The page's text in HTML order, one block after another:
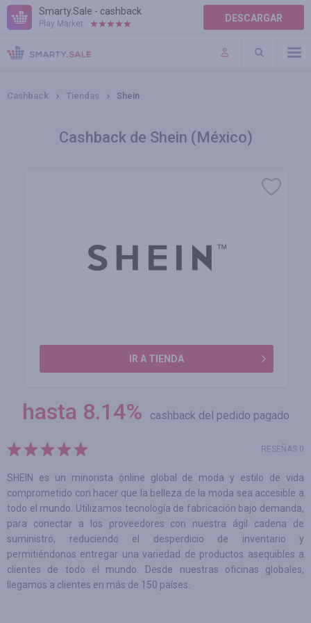
Smarty.Sale - cashback
Play Market: DESCARGAR
AYUDA
TÉRMINOS DE USO
Cashback Tiendas Shein
Cashback de Shein (México)
IR A TIENDA
hasta 8.14% cashback del pedido pagado
RESEÑAS 0
SHEIN es un minorista online global de moda y estilo de vida
comprometido con hacer que la belleza de la moda sea accesible a
todo el mundo. Utilizamos tecnología de fabricación bajo demanda,
para conectar a los proveedores con nuestra ágil cadena de
suministro, reduciendo el desperdicio de inventario y
permitiéndonos entregar una variedad de productos asequibles a
clientes de todo el mundo. Desde nuestras oficinas globales,
llegamos a clientes en más de 150 países.